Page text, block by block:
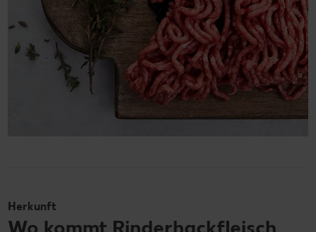
Herkunft
Wo kommt Rinderhackfleisch